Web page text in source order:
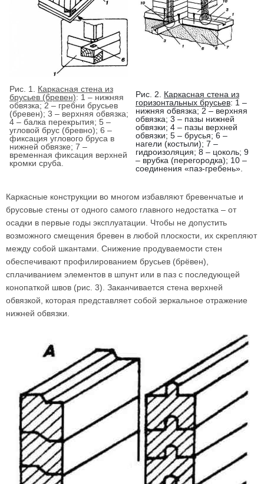
Рис. 1. Каркасная стена из
брусьев (бревен): 1 – нижняя
обвязка; 2 – гребни брусьев
(бревен); 3 – верхняя обвязка;
4 – балка перекрытия; 5 –
угловой брус (бревно); 6 –
фиксация углового бруса в
нижней обвязке; 7 –
временная фиксация верхней
кромки сруба.
Рис. 2. Каркасная стена из
горизонтальных брусьев: 1 –
нижняя обвязка; 2 – верхняя
обвязка; 3 – пазы нижней
обвязки; 4 – пазы верхней
обвязки; 5 – брусья; 6 –
нагели (костыли); 7 –
гидроизоляция; 8 – цоколь; 9
– врубка (перегородка); 10 –
соединения «паз-гребень».
Каркасные конструкции во многом избавляют бревенчатые и
брусовые стены от одного самого главного недостатка – от
осадки в первые годы эксплуатации. Чтобы не допустить
возможного смещения бревен в любой плоскости, их скрепляют
между собой шкантами. Снижение продуваемости стен
обеспечивают профилированием брусьев (брёвен),
сплачиванием элементов в шпунт или в паз с последующей
конопаткой швов (рис. 3). Заканчивается стена верхней
обвязкой, которая представляет собой зеркальное отражение
нижней обвязки.